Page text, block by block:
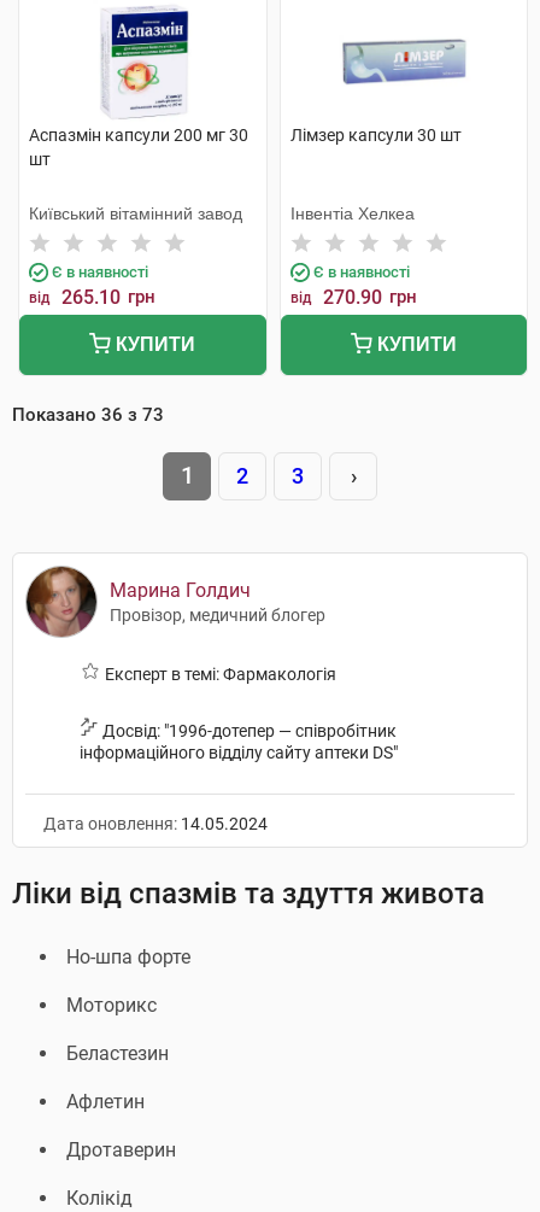
Аспазмін капсули 200 мг 30
шт
Київський вітамінний завод
Є в наявності
від 265.10 грн
КУПИТИ
Лімзер капсули 30 шт
Інвентіа Хелкеа
Є в наявності
від 270.90 грн
КУПИТИ
Показано 36 з 73
1 2 3 ›
Марина Голдич
Провізор, медичний блогер
Експерт в темі: Фармакологія
Досвід: "1996-дотепер — співробітник
інформаційного відділу сайту аптеки DS"
Дата оновлення: 14.05.2024
Ліки від спазмів та здуття живота
Но-шпа форте
Моторикс
Беластезин
Афлетин
Дротаверин
Колікід